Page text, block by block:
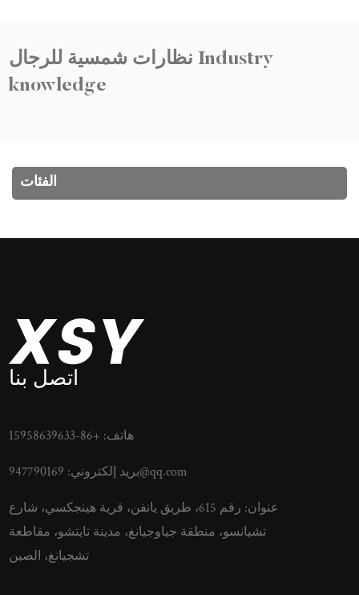
نظارات شمسية للرجال Industry
knowledge
الفئات
اتصل بنا
هاتف: +86-15958639633
بريد إلكتروني:947790169@qq.com
عنوان: رقم 615، طريق يانفن، قرية هينجكسي، شارع
تشيانسو، منطقة جياوجيانغ، مدينة تايتشو، مقاطعة
تشجيانغ، الصين